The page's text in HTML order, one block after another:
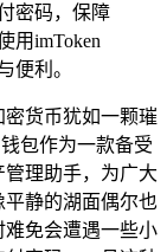
密码，保障
用imToken
便利。
货币犹如一颗璀
钱包作为一款备受
理助手，为广大
静的湖面偶尔也
免会遭遇一些小